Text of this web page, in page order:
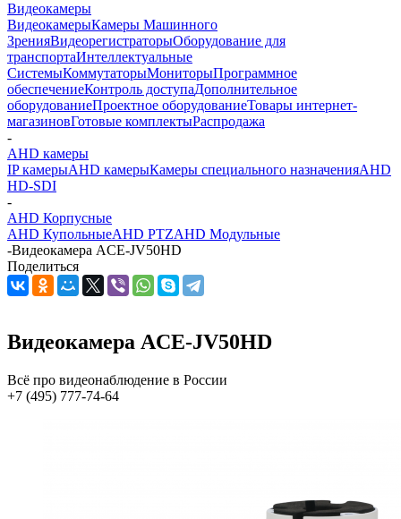
Видеокамеры
ВидеокамерыКамеры Машинного
ЗренияВидеорегистраторыОборудование для
транспортаИнтеллектуальные
СистемыКоммутаторыМониторыПрограммное
обеспечениеКонтроль доступаДополнительное
оборудованиеПроектное оборудованиеТовары интернет-
магазиновГотовые комплектыРаспродажа
-
AHD камеры
IP камерыAHD камерыКамеры специального назначенияAHD
HD-SDI
-
AHD Корпусные
AHD КупольныеAHD PTZAHD Модульные
-Видеокамера ACE-JV50HD
Поделиться
Видеокамера ACE-JV50HD
Всё про видеонаблюдение в России
+7 (495) 777-74-64